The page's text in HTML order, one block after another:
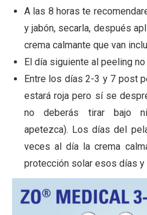
A las 8 horas te
y jabón, secarla, después
crema calmante que van
El día siguiente al peeling
Entre los días 2-3 y 7 post
estará roja pero sí se
no deberás tirar bajo
apetezca). Los días del
veces al día la crema
protección solar esos días